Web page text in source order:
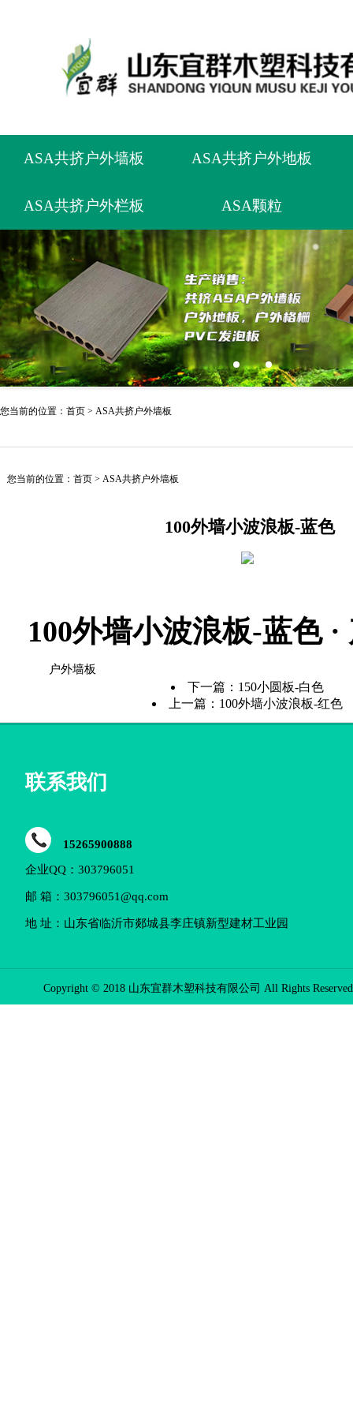
ASA共挤户外墙板 ASA共挤户外地板
ASA共挤户外栏板 ASA颗粒
您当前的位置： 首页 > ASA共挤户外墙板
您当前的位置： 首页 > ASA共挤户外墙板
100外墙小波浪板-蓝色
100外墙小波浪板-蓝色 ·
户外墙板
下一篇： 150小圆板-白色
上一篇： 100外墙小波浪板-红色
联系我们
15265900888
企业QQ：303796051
邮 箱：303796051@qq.com
地 址：山东省临沂市郯城县李庄镇新型建材工业园
Copyright © 2018 山东宜群木塑科技有限公司 All Rights